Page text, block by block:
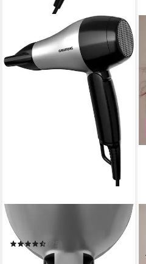
Haartrockner HD 2200
28,90 €